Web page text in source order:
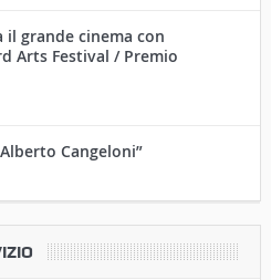
il grande cinema con
Arts Festival / Premio
Cangeloni”